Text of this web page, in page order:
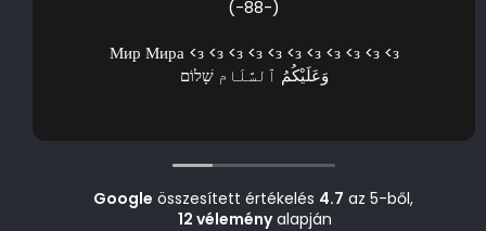
(-88-)
Мир Мира <з <з <з <з <з <з <з <з <з <з <з
وَعَلَيْكُمُ ٱلسَّلَام שָׁלוֹם
Google összesített értékelés 4.7 az 5-ből,
12 véleményalapján